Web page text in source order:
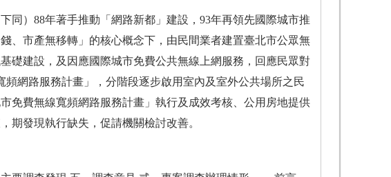
同）88年著手推動「網路新都」建設，93年再領先國際城市推
、市產無移轉」的核心概念下，由民間業者建置臺北市公眾無
礎建設，及因應國際城市免費公共無線上網服務，回應民眾對
網路服務計畫」，分階段逐步啟用室內及室外公共場所之民
免費無線寬頻網路服務計畫」執行及成效考核、公用房地提供
期發現執行缺失，促請機關檢討改善。